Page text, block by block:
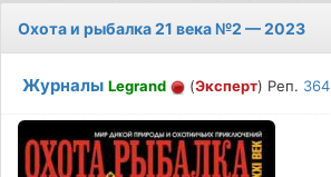
Охота и рыбалка 21 века №2 — 2023
Журналы Legrand (Эксперт) Реп. 364